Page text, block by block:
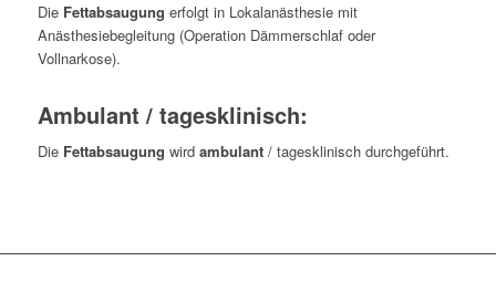
Die Fettabsaugung erfolgt in Lokalanästhesie mit
Anästhesiebegleitung (Operation Dämmerschlaf oder
Vollnarkose).
Ambulant / tagesklinisch:
Die Fettabsaugung wird ambulant/ tagesklinisch durchgeführt.